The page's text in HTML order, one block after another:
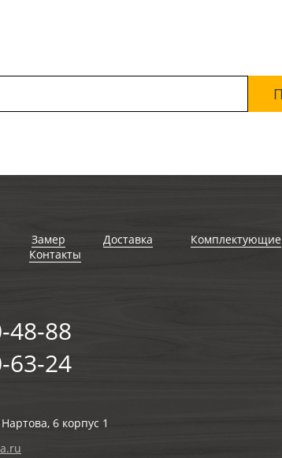
Замер Доставка Комплектующие
Контакты
48-88
63-24
6 корпус 1